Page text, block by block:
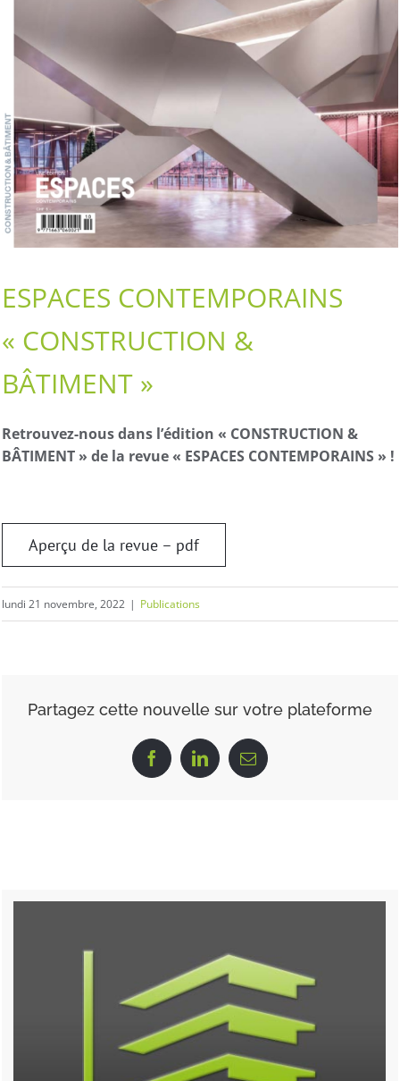
ESPACES CONTEMPORAINS
« CONSTRUCTION &
BÂTIMENT »
Retrouvez-nous dans l’édition « CONSTRUCTION &
BÂTIMENT » de la revue « ESPACES CONTEMPORAINS » !
Aperçu de la revue – pdf
lundi 21 novembre, 2022 | Publications
Partagez cette nouvelle sur votre plateforme
FacebookLinkedInEmail